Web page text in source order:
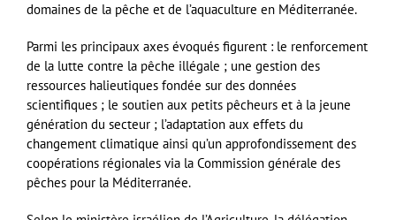
domaines de la pêche et de l’aquaculture en Méditerranée.
Parmi les principaux axes évoqués figurent : le renforcement
de la lutte contre la pêche illégale ; une gestion des
ressources halieutiques fondée sur des données
scientifiques ; le soutien aux petits pêcheurs et à la jeune
génération du secteur ; l’adaptation aux effets du
changement climatique ainsi qu’un approfondissement des
coopérations régionales via la Commission générale des
pêches pour la Méditerranée.